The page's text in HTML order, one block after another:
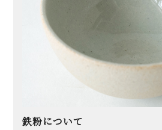
鉄粉について